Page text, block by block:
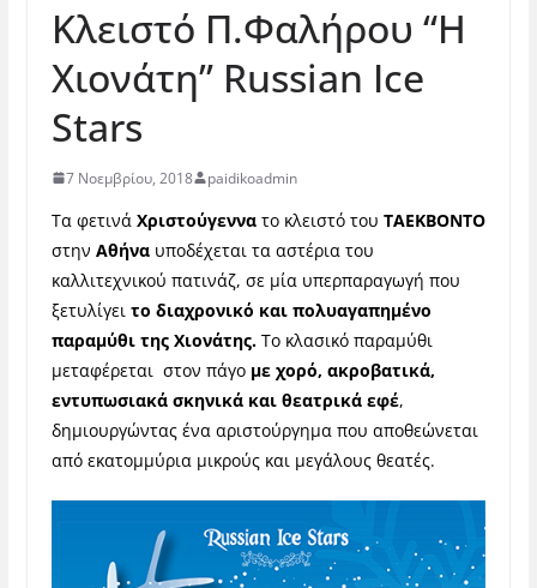
Κλειστό Π.Φαλήρου “Η
Χιονάτη” Russian Ice
Stars
7 Νοεμβρίου, 2018 paidikoadmin
Τα φετινά Χριστούγεννα το κλειστό του ΤΑΕΚΒΟΝΤΟ
στην Αθήναυποδέχεται τα αστέρια του
καλλιτεχνικού πατινάζ, σε μία υπερπαραγωγή που
ξετυλίγει το διαχρονικό και πολυαγαπημένο
παραμύθι της Χιονάτης.Το κλασικό παραμύθι
μεταφέρεται στον πάγο με χορό, ακροβατικά,
εντυπωσιακά σκηνικά και θεατρικά εφέ,
δημιουργώντας ένα αριστούργημα που αποθεώνεται
από εκατομμύρια μικρούς και μεγάλους θεατές.